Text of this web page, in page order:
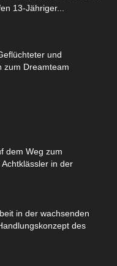
13-Jähriger...
und
zum Dreamteam
dem Weg zum
in der
in der wachsenden
des